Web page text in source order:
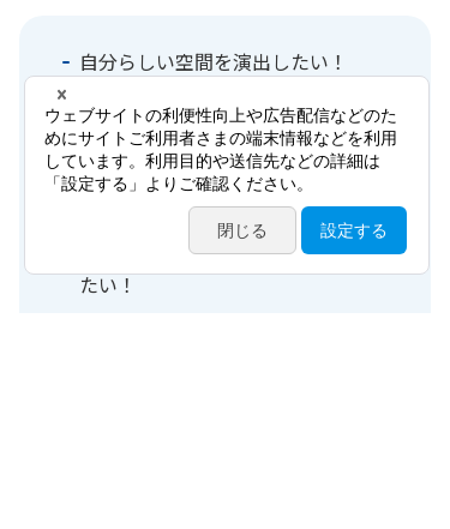
自分らしい空間を演出したい！
診療の効率化を図りたい！
安心・安全を患者さんに提供した
い！
スッキリとわかりやすい検査室にし
たい！